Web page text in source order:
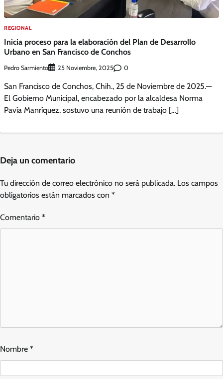
REGIONAL
Inicia proceso para la elaboración del Plan de Desarrollo
Urbano en San Francisco de Conchos
Pedro Sarmiento 25 Noviembre, 2025 0
San Francisco de Conchos, Chih., 25 de Noviembre de 2025.—
El Gobierno Municipal, encabezado por la alcaldesa Norma
Pavía Manríquez, sostuvo una reunión de trabajo […]
Deja un comentario
Tu dirección de correo electrónico no será publicada. Los campos
obligatorios están marcados con *
Comentario *
Nombre *